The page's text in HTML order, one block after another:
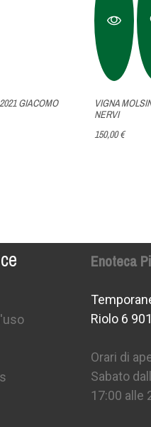
GIACOMO
VIGNA
NERVI
150,00 €
Enoteca
Riolo 6
Orari di
Sabato
17:00 alle